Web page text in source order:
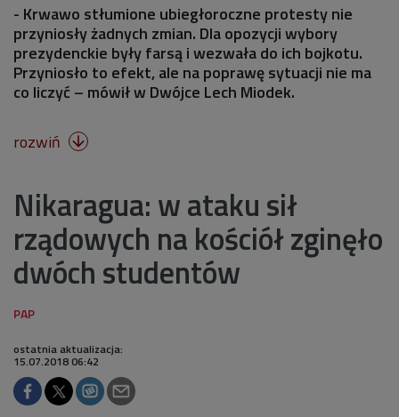
- Krwawo stłumione ubiegłoroczne protesty nie
przyniosły żadnych zmian. Dla opozycji wybory
prezydenckie były farsą i wezwała do ich bojkotu.
Przyniosło to efekt, ale na poprawę sytuacji nie ma
co liczyć – mówił w Dwójce Lech Miodek.
rozwiń 
Nikaragua: w ataku sił
rządowych na kościół zginęło
dwóch studentów
ostatnia aktualizacja:
15.07.2018 06:42